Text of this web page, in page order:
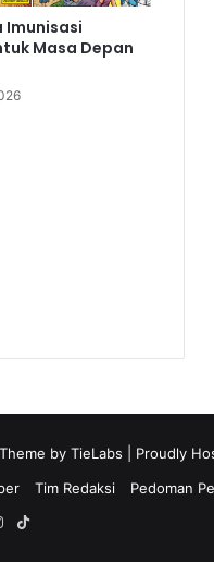
Imunisasi
Masa Depan
by TieLabs | Proudly
Tim Redaksi
Pedoman
Instagram
TikTok